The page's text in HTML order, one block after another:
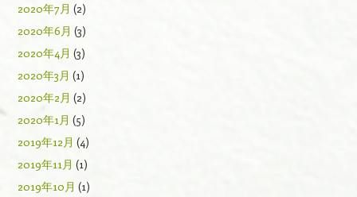
2020年7月 (2)
2020年6月 (3)
2020年4月 (3)
2020年3月 (1)
2020年2月 (2)
2020年1月 (5)
2019年12月 (4)
2019年11月 (1)
2019年10月 (1)